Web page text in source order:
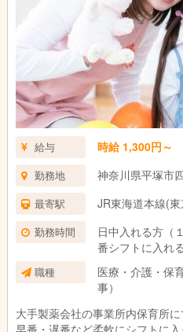
給与 時給 1,300円～
勤務地 神奈川県平塚市
最寄駅 JR東海道本線(
勤務時間
日中入れる方（
番シフトに入れ
職種
医療・介護・保
事）
大手製薬会社の事業所内保育所